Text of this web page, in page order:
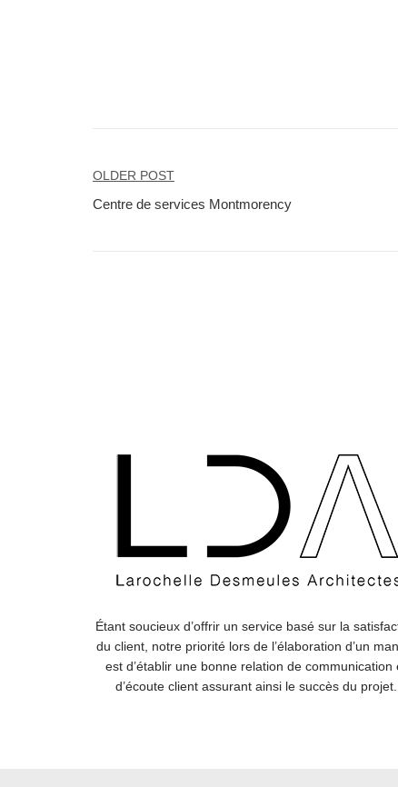
NAVIGATION
L’ARTICLE
OLDER POST
Centre de services Montmorency
Étant soucieux d’offrir un service basé sur la
du client, notre priorité lors de l’élaboration d’un
est d’établir une bonne relation de communication
d’écoute client assurant ainsi le succès du projet.